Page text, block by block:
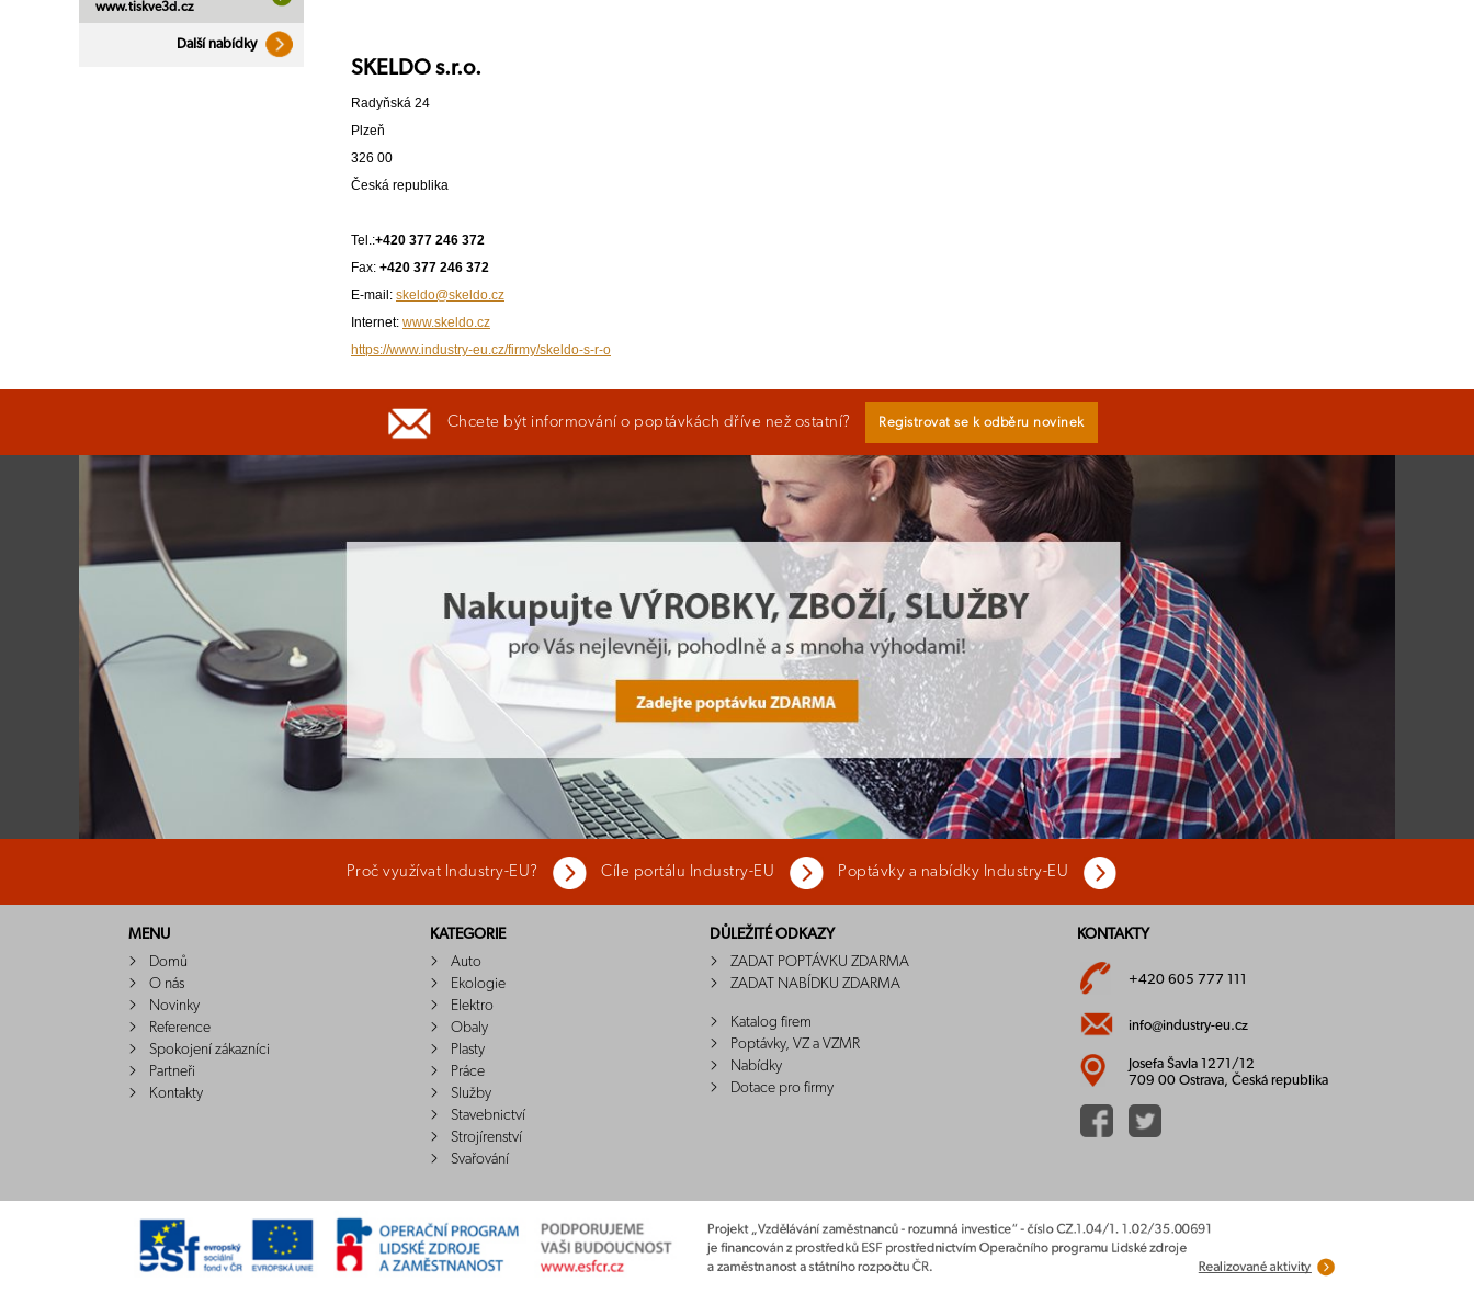
www.tiskve3d.cz
Další nabídky
SKELDO s.r.o.
Radyňská 24
Plzeň
326 00
Česká republika
Tel.:+420 377 246 372
Fax: +420 377 246 372
E-mail: skeldo@skeldo.cz
Internet: www.skeldo.cz
https://www.industry-eu.cz/firmy/skeldo-s-r-o
Chcete být informování o poptávkách dříve než ostatní? Registrovat se k odběru novinek
Proč využívat Industry-EU? Cíle portálu Industry-EU Poptávky a nabídky Industry-EU
MENU
Domů
O nás
Novinky
Reference
Spokojení zákazníci
Partneři
Kontakty
KATEGORIE
Auto
Ekologie
Elektro
Obaly
Plasty
Práce
Služby
Stavebnictví
Strojírenství
Svařování
DŮLEŽITÉ ODKAZY
ZADAT POPTÁVKU ZDARMA
ZADAT NABÍDKU ZDARMA
Katalog firem
Poptávky, VZ a VZMR
Nabídky
Dotace pro firmy
KONTAKTY
+420 605 777 111
info@industry-eu.cz
Josefa Šavla 1271/12
709 00 Ostrava, Česká republika